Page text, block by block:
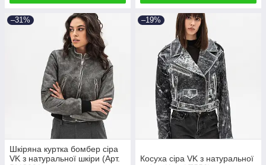
–31%
Шкіряна куртка бомбер сіра
VK з натуральної шкіри (Арт.
–19%
Косуха сіра VK з натуральної